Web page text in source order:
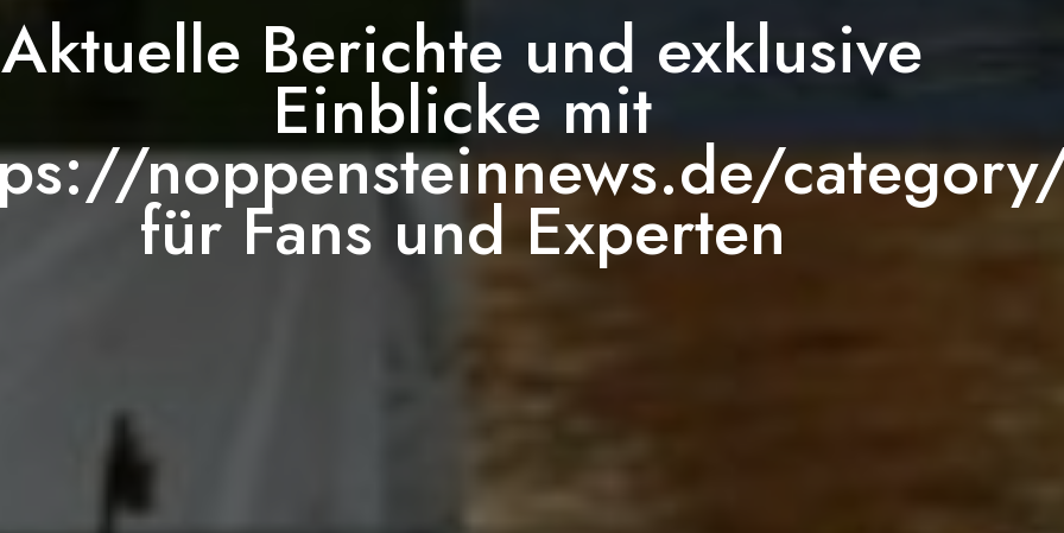
Aktuelle Berichte und exklusive
Einblicke mit
noppensteinnews.de/
für Fans und Experten